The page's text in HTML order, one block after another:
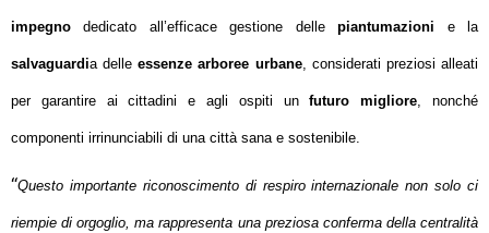
impegno dedicato all’efficace gestione dellepiantumazioni e la
salvaguardia delleessenze arboree urbane, considerati preziosi alleati
per garantire ai cittadini e agli ospiti unfuturo migliore, nonché
componenti irrinunciabili di una città sana e sostenibile.
“Questo importante riconoscimento di respiro internazionale non solo ci
riempie di orgoglio, ma rappresenta una preziosa conferma della centralità